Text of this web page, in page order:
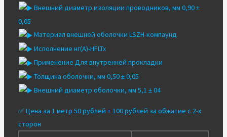
Внешний диаметр изоляции проводников, мм 0,90 ±
0,05
Материал внешней оболочки LSZH-компаунд
Исполнение нг(A)-HFLTx
Применение Для внутренней прокладки
Толщина оболочки, мм 0,50 ± 0,05
Внешний диаметр оболочки, мм 5,1 ± 04
✅ Цена за 1 метр 50 рублей + 100 рублей за обжатие с 2-х
сторон